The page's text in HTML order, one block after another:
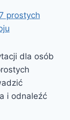
prostych
dla osób
i odnaleźć